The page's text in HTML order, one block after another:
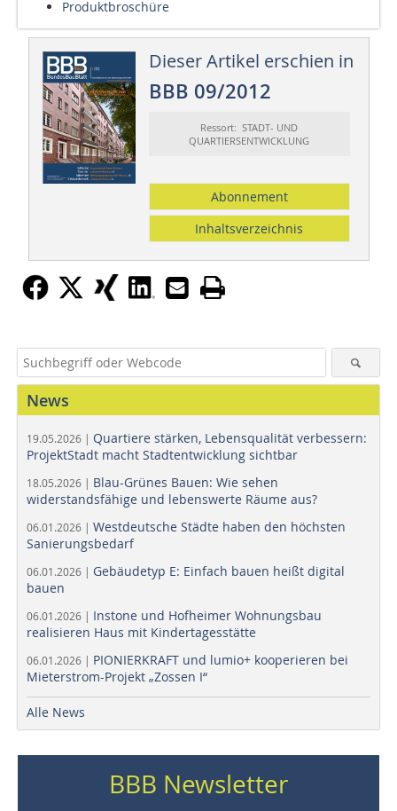
Produktbroschüre
Dieser Artikel erschien in
BBB 09/2012
Ressort: STADT- UND
QUARTIERSENTWICKLUNG
Abonnement
Inhaltsverzeichnis
News
19.05.2026 | Quartiere stärken, Lebensqualität verbessern:
ProjektStadt macht Stadtentwicklung sichtbar
18.05.2026 | Blau-Grünes Bauen: Wie sehen
widerstandsfähige und lebenswerte Räume aus?
06.01.2026 | Westdeutsche Städte haben den höchsten
Sanierungsbedarf
06.01.2026 | Gebäudetyp E: Einfach bauen heißt digital
bauen
06.01.2026 | Instone und Hofheimer Wohnungsbau
realisieren Haus mit Kindertagesstätte
06.01.2026 | PIONIERKRAFT und lumio+ kooperieren bei
Mieterstrom-Projekt „Zossen I“
Alle News
BBB Newsletter